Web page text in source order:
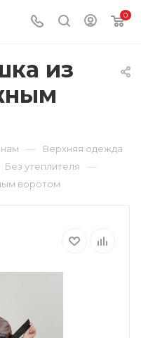
0
из
— Верхняя одежда
Без утеплителя —
воротом